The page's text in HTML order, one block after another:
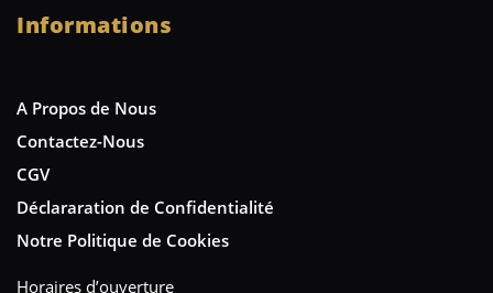
Informations
A Propos de Nous
Contactez-Nous
CGV
Déclararation de Confidentialité
Notre Politique de Cookies
Horaires d’ouverture